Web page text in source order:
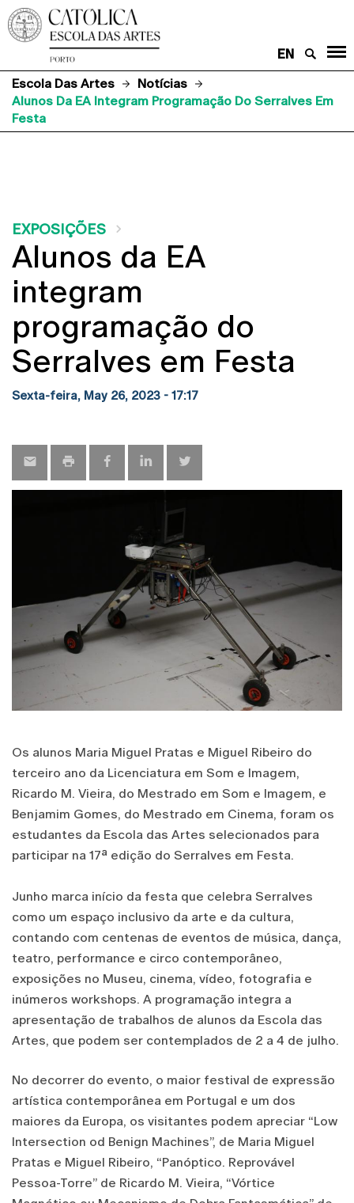
EN
Escola Das Artes
Notícias
Alunos Da EA Integram Programação Do Serralves Em
Festa
EXPOSIÇÕES
Alunos da EA
integram
programação do
Serralves em Festa
Sexta-feira, May 26, 2023 - 17:17
Os alunos Maria Miguel Pratas e Miguel Ribeiro do
terceiro ano da Licenciatura em Som e Imagem,
Ricardo M. Vieira, do Mestrado em Som e Imagem, e
Benjamim Gomes, do Mestrado em Cinema, foram os
estudantes da Escola das Artes selecionados para
participar na 17ª edição do Serralves em Festa.
Junho marca início da festa que celebra Serralves
como um espaço inclusivo da arte e da cultura,
contando com centenas de eventos de música, dança,
teatro, performance e circo contemporâneo,
exposições no Museu, cinema, vídeo, fotografia e
inúmeros workshops. A programação integra a
apresentação de trabalhos de alunos da Escola das
Artes, que podem ser contemplados de 2 a 4 de julho.
No decorrer do evento, o maior festival de expressão
artística contemporânea em Portugal e um dos
maiores da Europa, os visitantes podem apreciar “Low
Intersection od Benign Machines”, de Maria Miguel
Pratas e Miguel Ribeiro, “Panóptico. Reprovável
Pessoa-Torre” de Ricardo M. Vieira, “Vórtice